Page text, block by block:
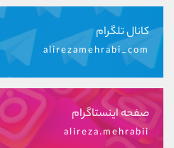
کانال تلگرام
alirezamehrabi_com
صفحه اینستاگرام
alireza.mehrabii